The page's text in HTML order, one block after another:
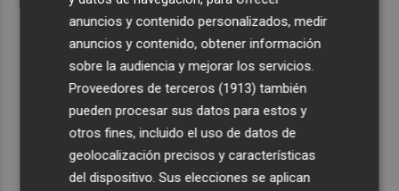
Recibe toda la actualidad de
Plaza Podcast en tu correo
Quiero suscribirme
anuncios y contenido personalizados, medir
anuncios y contenido, obtener información
sobre la audiencia y mejorar los servicios.
Proveedores de terceros (1913) también
pueden procesar sus datos para estos y
otros fines, incluido el uso de datos de
geolocalización precisos y características
del dispositivo. Sus elecciones se aplican